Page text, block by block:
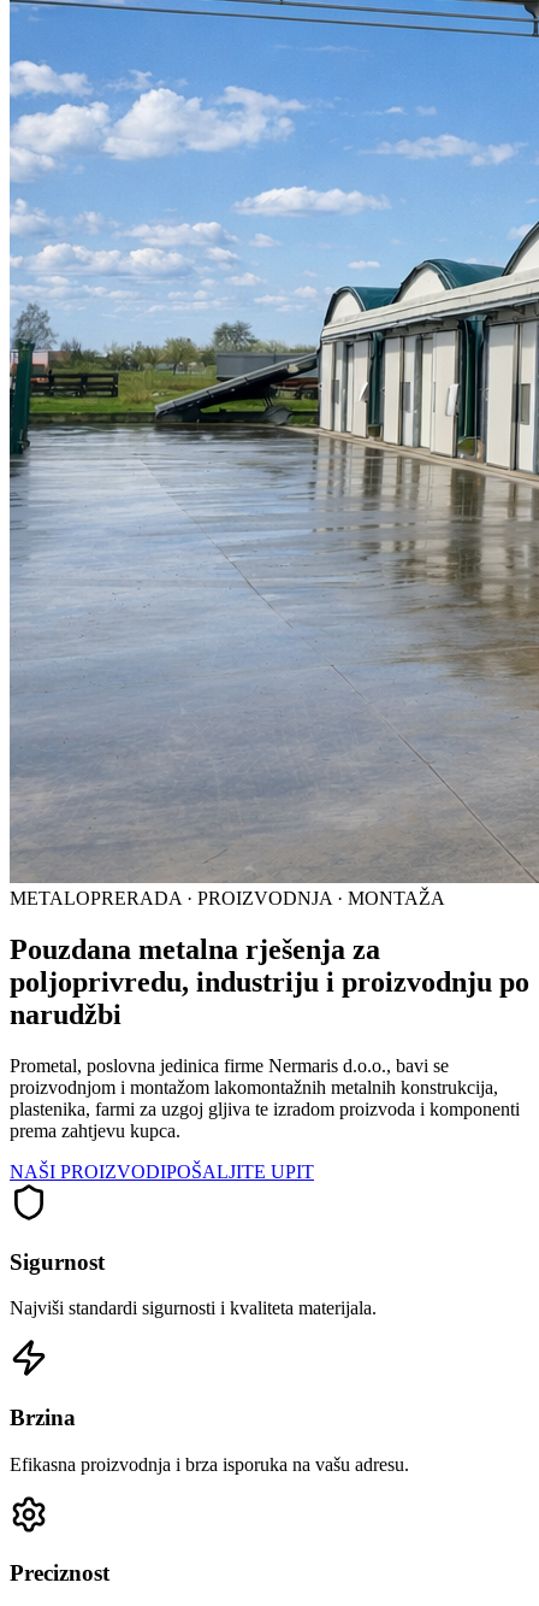
METALOPRERADA · PROIZVODNJA · MONTAŽA
Pouzdana metalna rješenja za
poljoprivredu, industriju i proizvodnju po
narudžbi
Prometal, poslovna jedinica firme Nermaris d.o.o., bavi se
proizvodnjom i montažom lakomontažnih metalnih konstrukcija,
plastenika, farmi za uzgoj gljiva te izradom proizvoda i komponenti
prema zahtjevu kupca.
NAŠI PROIZVODIPOŠALJITE UPIT
Sigurnost
Najviši standardi sigurnosti i kvaliteta materijala.
Brzina
Efikasna proizvodnja i brza isporuka na vašu adresu.
Preciznost